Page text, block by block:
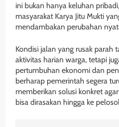
ini bukan hanya keluhan
masyarakat Karya Jitu Mukti
mendambakan perubahan
Kondisi jalan yang rusak parah
aktivitas harian warga, tetapi
pertumbuhan ekonomi dan
berharap pemerintah segera
memberikan solusi konkret
bisa dirasakan hingga ke